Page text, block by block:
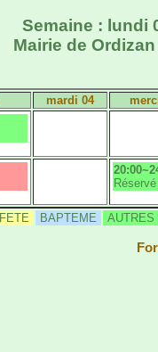
Semaine : lundi
Mairie de
mardi 04
Réservé
FETE BAPTEME AUTRES